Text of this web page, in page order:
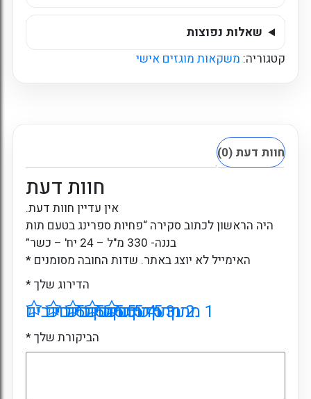
שאלות נפוצות
קטגוריה: משקאות מוגזים אישי
חוות דעת (0)
חוות דעת
אין עדיין חוות דעת.
היה הראשון לכתוב סקירה “פחיות ספרינג בטעם תות
בננה- 330 מ"ל – 24 יח' – כשר”
האימייל לא יוצג באתר. שדות החובה מסומנים*
הדירוג שלך*
1 מתוך 5 כוכבים 2 מתוך 5 כוכבים 3 מתוך 5 כוכבים 4 מתוך 5 כוכבים 5 מתוך 5 כוכבים
הביקורת שלך*